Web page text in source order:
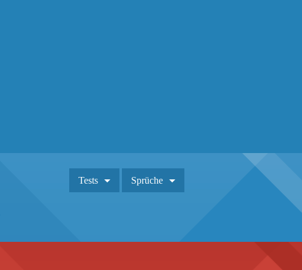
Tests Sprüche